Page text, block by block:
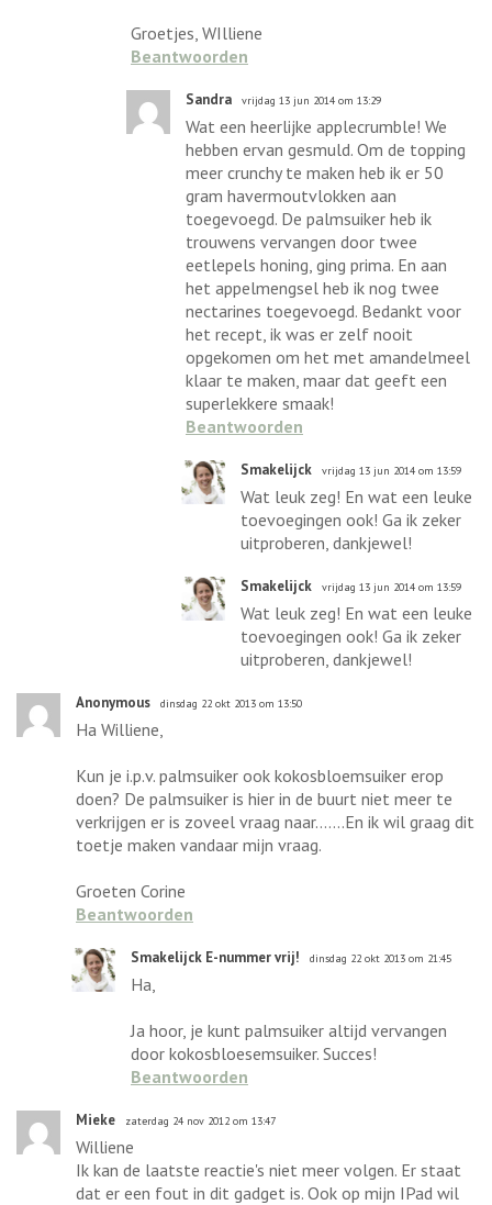
Groetjes, WIlliene
Beantwoorden
Sandra vrijdag 13 jun 2014 om 13:29
Wat een heerlijke applecrumble! We
hebben ervan gesmuld. Om de topping
meer crunchy te maken heb ik er 50
gram havermoutvlokken aan
toegevoegd. De palmsuiker heb ik
trouwens vervangen door twee
eetlepels honing, ging prima. En aan
het appelmengsel heb ik nog twee
nectarines toegevoegd. Bedankt voor
het recept, ik was er zelf nooit
opgekomen om het met amandelmeel
klaar te maken, maar dat geeft een
superlekkere smaak!
Beantwoorden
Smakelijck vrijdag 13 jun 2014 om 13:59
Wat leuk zeg! En wat een leuke
toevoegingen ook! Ga ik zeker
uitproberen, dankjewel!
Smakelijck vrijdag 13 jun 2014 om 13:59
Wat leuk zeg! En wat een leuke
toevoegingen ook! Ga ik zeker
uitproberen, dankjewel!
Anonymous dinsdag 22 okt 2013 om 13:50
Ha Williene,
Kun je i.p.v. palmsuiker ook kokosbloemsuiker erop
doen? De palmsuiker is hier in de buurt niet meer te
verkrijgen er is zoveel vraag naar.......En ik wil graag dit
toetje maken vandaar mijn vraag.
Groeten Corine
Beantwoorden
Smakelijck E-nummer vrij! dinsdag 22 okt 2013 om 21:45
Ha,
Ja hoor, je kunt palmsuiker altijd vervangen
door kokosbloesemsuiker. Succes!
Beantwoorden
Mieke zaterdag 24 nov 2012 om 13:47
Williene
Ik kan de laatste reactie's niet meer volgen. Er staat
dat er een fout in dit gadget is. Ook op mijn IPad wil